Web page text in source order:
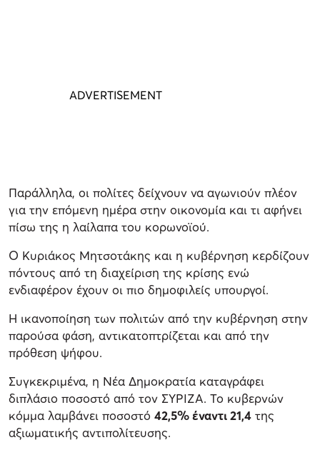
Παράλληλα, οι πολίτες δείχνουν να αγωνιούν πλέον
για την επόμενη ημέρα στην οικονομία και τι αφήνει
πίσω της η λαίλαπα του κορωνοϊού.
Ο Κυριάκος Μητσοτάκης και η κυβέρνηση κερδίζουν
πόντους από τη διαχείριση της κρίσης ενώ
ενδιαφέρον έχουν οι πιο δημοφιλείς υπουργοί.
Η ικανοποίηση των πολιτών από την κυβέρνηση στην
παρούσα φάση, αντικατοπτρίζεται και από την
πρόθεση ψήφου.
Συγκεκριμένα, η Νέα Δημοκρατία καταγράφει
διπλάσιο ποσοστό από τον ΣΥΡΙΖΑ. Το κυβερνών
κόμμα λαμβάνει ποσοστό 42,5% έναντι 21,4 της
αξιωματικής αντιπολίτευσης.